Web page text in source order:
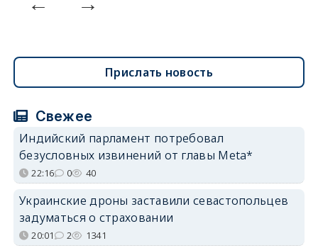
Прислать новость
Свежее
Индийский парламент потребовал
безусловных извинений от главы Meta*
22:16 0 40
Украинские дроны заставили севастопольцев
задуматься о страховании
20:01 2 1341